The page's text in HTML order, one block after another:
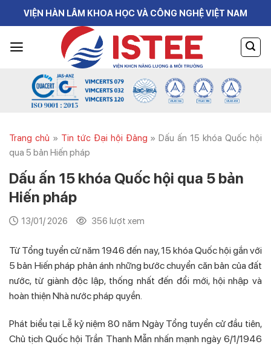
VIỆN HÀN LÂM KHOA HỌC VÀ CÔNG NGHỆ VIỆT NAM
Trang chủ » Tin tức Đại hội Đảng »Dấu ấn 15 khóa Quốc hội
qua 5 bản Hiến pháp
Dấu ấn 15 khóa Quốc hội qua 5 bản
Hiến pháp
13/01/ 2026 356 lượt xem
Từ Tổng tuyển cử năm 1946 đến nay, 15 khóa Quốc hội gắn với
5 bản Hiến pháp phản ánh những bước chuyển căn bản của đất
nước, từ giành độc lập, thống nhất đến đổi mới, hội nhập và
hoàn thiện Nhà nước pháp quyền.
Phát biểu tại Lễ kỷ niệm 80 năm Ngày Tổng tuyển cử đầu tiên,
Chủ tịch Quốc hội Trần Thanh Mẫn nhấn mạnh ngày 6/1/1946